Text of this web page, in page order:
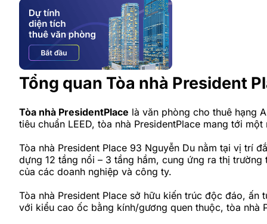
Tổng quan Tòa nhà President
Tòa nhà PresidentPlace là văn phòng cho thuê hạng
tiêu chuẩn LEED, tòa nhà PresidentPlace mang tới
Tòa nhà President Place 93 Nguyễn Du nằm tại vị trí
dựng 12 tầng nổi – 3 tầng hầm, cung ứng ra thị
của các doanh nghiệp và công ty.
Tòa nhà President Place sở hữu kiến trúc độc đáo,
với kiểu cao ốc bằng kính/gương quen thuộc, tòa nhà